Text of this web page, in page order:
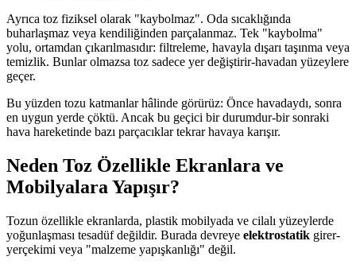
Ayrıca toz fiziksel olarak "kaybolmaz". Oda sıcaklığında
buharlaşmaz veya kendiliğinden parçalanmaz. Tek "kaybolma"
yolu, ortamdan çıkarılmasıdır: filtreleme, havayla dışarı taşınma veya
temizlik. Bunlar olmazsa toz sadece yer değiştirir-havadan yüzeylere
geçer.
Bu yüzden tozu katmanlar hâlinde görürüz: Önce havadaydı, sonra
en uygun yerde çöktü. Ancak bu geçici bir durumdur-bir sonraki
hava hareketinde bazı parçacıklar tekrar havaya karışır.
Neden Toz Özellikle Ekranlara ve
Mobilyalara Yapışır?
Tozun özellikle ekranlarda, plastik mobilyada ve cilalı yüzeylerde
yoğunlaşması tesadüf değildir. Burada devreye elektrostatik girer-
yerçekimi veya "malzeme yapışkanlığı" değil.